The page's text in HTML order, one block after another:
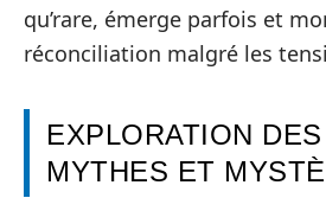
qu’rare, émerge parfois et
réconciliation malgré les
EXPLORATION
MYTHES ET